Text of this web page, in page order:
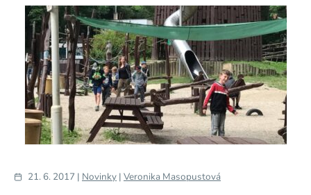
21. 6. 2017 | Novinky | Veronika Masopustová